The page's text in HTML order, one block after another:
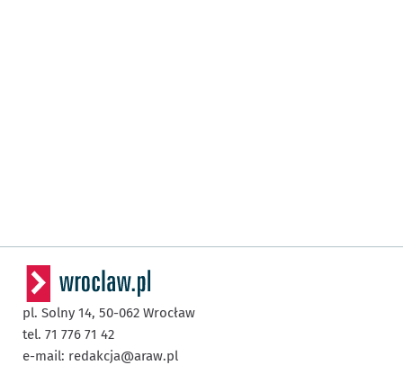
pl. Solny 14, 50-062 Wrocław
tel. 71 776 71 42
e-mail: redakcja@araw.pl